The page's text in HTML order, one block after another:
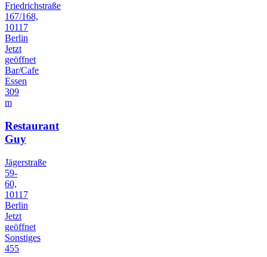
Friedrichstraße
167/168,
10117
Berlin
Jetzt
geöffnet
Bar/Cafe
Essen
309
m
Restaurant
Guy
Jägerstraße
59-
60,
10117
Berlin
Jetzt
geöffnet
Sonstiges
455